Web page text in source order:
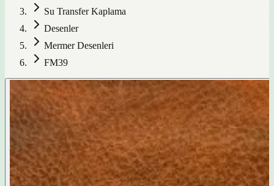
Su Transfer Kaplama
Desenler
Mermer Desenleri
FM39